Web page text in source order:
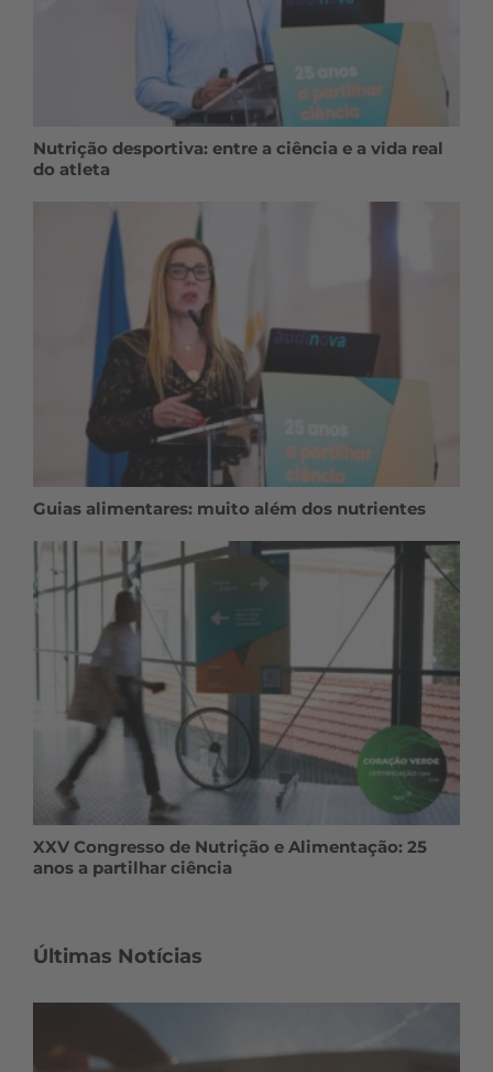
Nutrição desportiva: entre a ciência e a vida real
do atleta
Guias alimentares: muito além dos nutrientes
XXV Congresso de Nutrição e Alimentação: 25
anos a partilhar ciência
Últimas Notícias